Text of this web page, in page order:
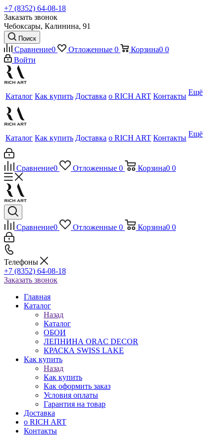
+7 (8352) 64-08-18
Заказать звонок
Чебоксары, Калинина, 91
Поиск
Сравнение0 Отложенные 0 Корзина0 0
Войти
Каталог Как купить Доставка о RICH ART Контакты Ещё
Каталог Как купить Доставка о RICH ART Контакты Ещё
Сравнение0 Отложенные 0 Корзина0 0
Сравнение0 Отложенные 0 Корзина0 0
Телефоны
+7 (8352) 64-08-18
Заказать звонок
Главная
Каталог
Назад
Каталог
ОБОИ
ЛЕПНИНА ORAC DECOR
КРАСКА SWISS LAKE
Как купить
Назад
Как купить
Как оформить заказ
Условия оплаты
Гарантия на товар
Доставка
о RICH ART
Контакты